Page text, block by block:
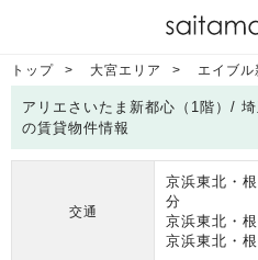
トップ 大宮エリア エイブ
アリエさいたま新都心（1階）/
の賃貸物件情報
交通
京浜東北・
分
京浜東北・
京浜東北・